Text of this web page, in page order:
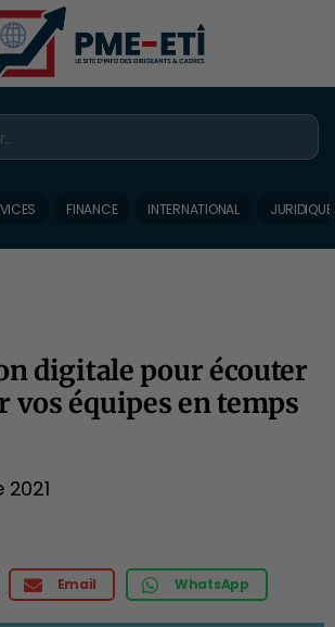
FINANCE INTERNATIONAL JURIDIQUE
digitale pour écouter
vos équipes en temps
Email WhatsApp